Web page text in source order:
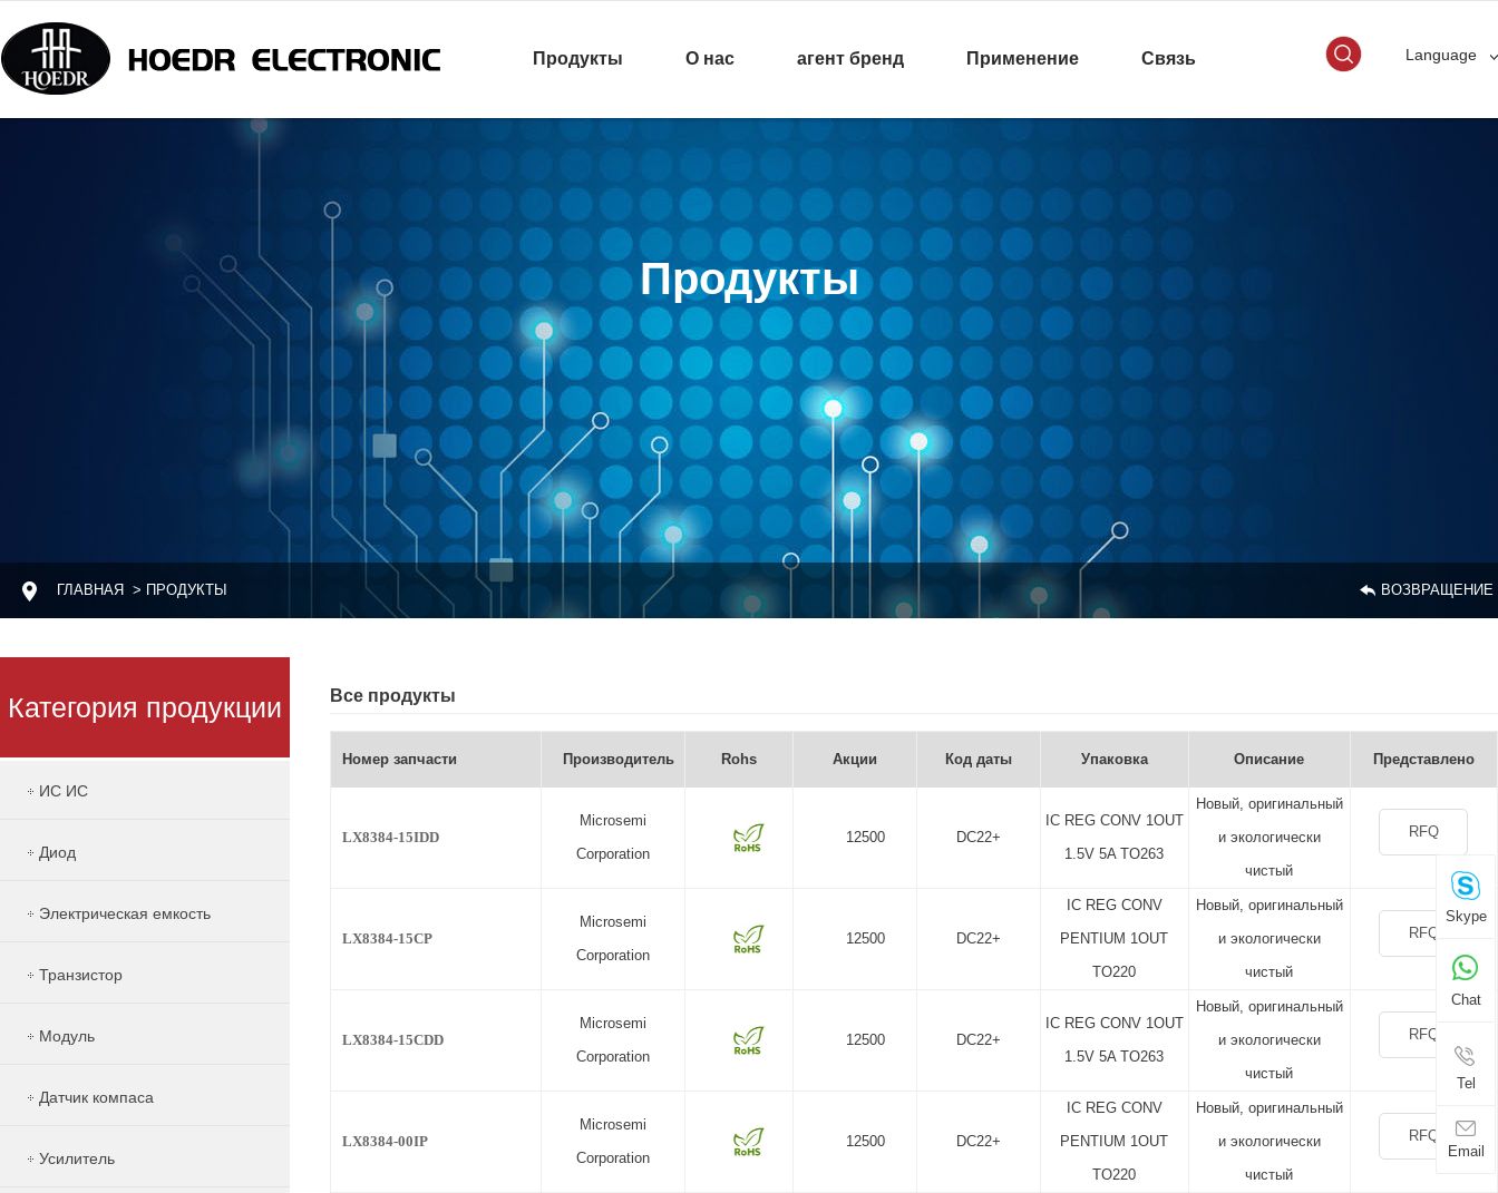
Продукты О нас агент бренд Применение Связь Language
Продукты
ГЛАВНАЯ > ПРОДУКТЫ ВОЗВРАЩЕНИЕ
Категория продукции
ИС ИС
Диод
Электрическая емкость
Транзистор
Модуль
Датчик компаса
Усилитель
Все продукты
Номер запчасти Производитель Rohs Акции Код даты Упаковка Описание Представлено
LX8384-15IDD
Microsemi
Corporation
12500 DC22+
IC REG CONV 1OUT
1.5V 5A TO263
Новый, оригинальный
и экологически
чистый
RFQ
LX8384-15CP
Microsemi
Corporation
12500 DC22+
IC REG CONV
PENTIUM 1OUT
TO220
Новый, оригинальный
и экологически
чистый
RFQ
LX8384-15CDD
Microsemi
Corporation
12500 DC22+
IC REG CONV 1OUT
1.5V 5A TO263
Новый, оригинальный
и экологически
чистый
RFQ
LX8384-00IP
Microsemi
Corporation
12500 DC22+
IC REG CONV
PENTIUM 1OUT
TO220
Новый, оригинальный
и экологически
чистый
RFQ
Skype
Chat
Tel
Email